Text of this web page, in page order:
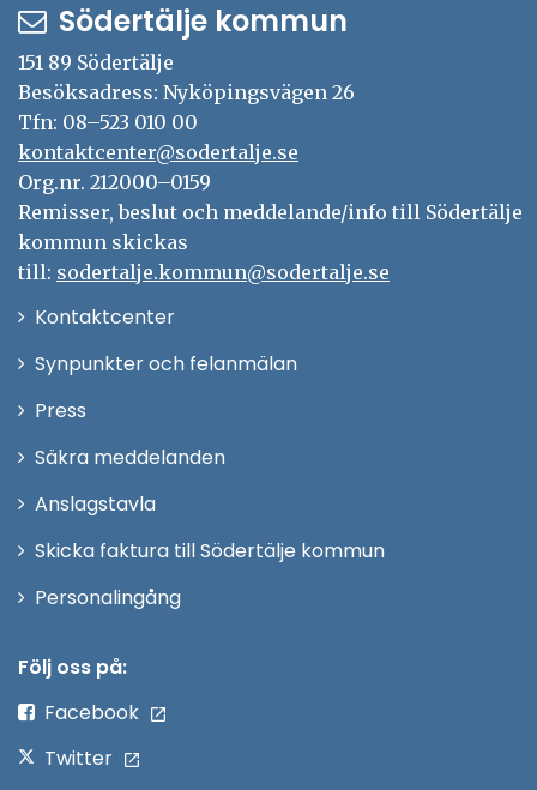
Södertälje kommun
151 89 Södertälje
Besöksadress: Nyköpingsvägen 26
Tfn: 08–523 010 00
kontaktcenter@sodertalje.se
Org.nr. 212000–0159
Remisser, beslut och meddelande/info till Södertälje
kommun skickas
till: sodertalje.kommun@sodertalje.se
KontaktcenterÖppna
Synpunkter och felanmälan
Press
fönster
Säkra meddelanden
Anslagstavla
Skicka faktura till Södertälje kommun
PersonalingångÖppna
Följ oss på:
Facebook
Twitter